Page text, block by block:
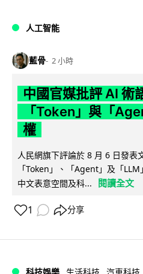
人工智能
藍骨 2 小時
中國官媒批評 AI
「Token」與「
權
人民網旗下評論於 8 月 6 日發表
「Token」、「Agent」及「
中文表意空間及科...
閱讀全文
1 分享